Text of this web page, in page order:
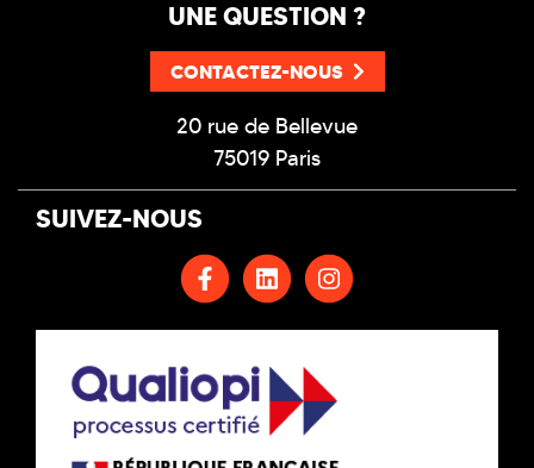
UNE QUESTION ?
CONTACTEZ-NOUS
20 rue de Bellevue
75019 Paris
SUIVEZ-NOUS